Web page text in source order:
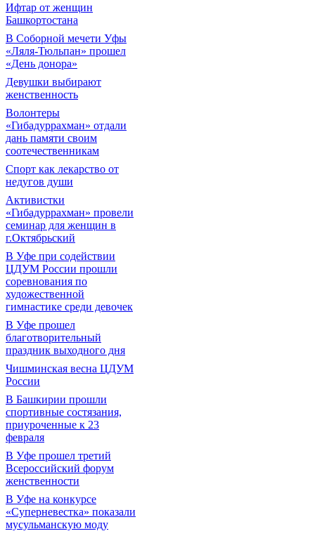
Ифтар от женщин
Башкортостана
В Соборной мечети Уфы
«Ляля-Тюльпан» прошел
«День донора»
Девушки выбирают
женственность
Волонтеры
«Гибадуррахман» отдали
дань памяти своим
соотечественникам
Спорт как лекарство от
недугов души
Активистки
«Гибадуррахман» провели
семинар для женщин в
г.Октябрьский
В Уфе при содействии
ЦДУМ России прошли
соревнования по
художественной
гимнастике среди девочек
В Уфе прошел
благотворительный
праздник выходного дня
Чишминская весна ЦДУМ
России
В Башкирии прошли
спортивные состязания,
приуроченные к 23
февраля
В Уфе прошел третий
Всероссийский форум
женственности
В Уфе на конкурсе
«Суперневестка» показали
мусульманскую моду